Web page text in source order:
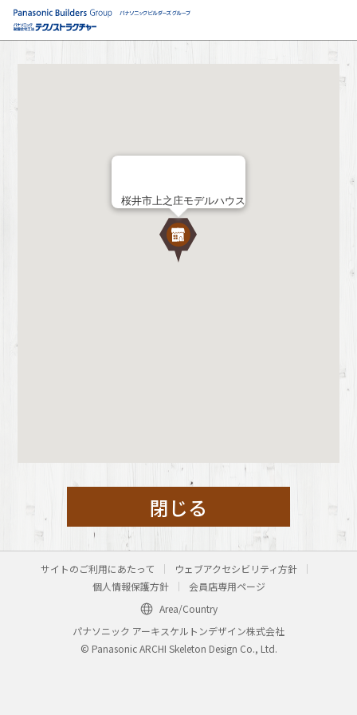
桜井市上之庄モデルハウス
閉じる
サイトのご利用にあたって
ウェブアクセシビリティ方針
個人情報保護方針
会員店専用ページ
Area/Country
パナソニック アーキスケルトンデザイン株式会社
© Panasonic ARCHI Skeleton Design Co., Ltd.